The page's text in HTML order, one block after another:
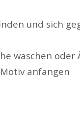
und sich
waschen
anfangen